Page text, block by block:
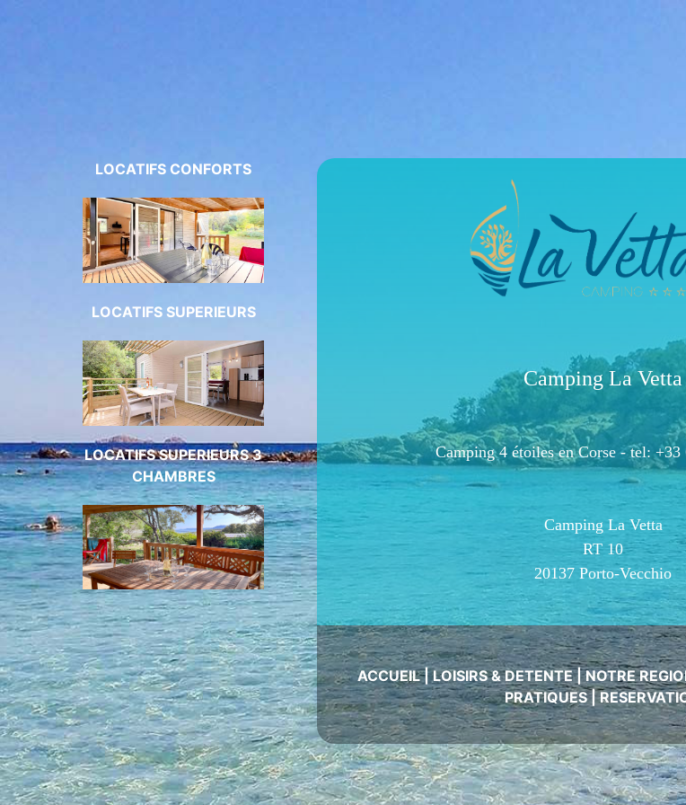
LOCATIFS CONFORTS
LOCATIFS SUPERIEURS
LOCATIFS SUPERIEURS 3
CHAMBRES
Camping La Vetta
Camping 4 étoiles en Corse -tel: +33
Camping La Vetta
RT 10
20137 Porto-Vecchio
ACCUEIL|LOISIRS & DETENTE|NOTRE
PRATIQUES|